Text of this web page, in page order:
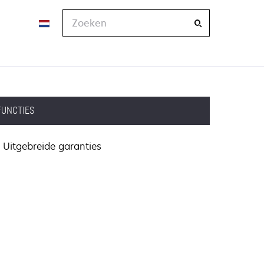
Zoeken
Uitgebreide garanties